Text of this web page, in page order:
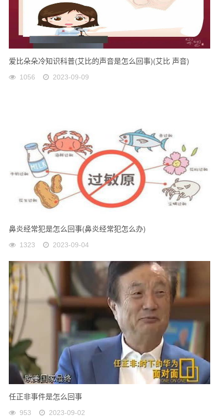
爱比朵朵冷知识科普(艾比的声音是怎么回事)(艾比 声音)
1056 2023-09-09
鼻炎经常犯是怎么回事(鼻炎经常犯怎么办)
1323 2023-09-04
任正非事件是怎么回事
953 2023-09-02